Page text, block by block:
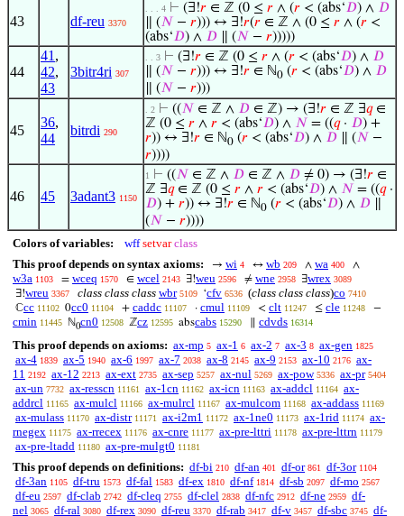
43 df-reu 3370
. . . 4 ⊢ (∃!𝑟 ∈ ℤ (0 ≤ 𝑟 ∧ (𝑟 < (abs‘𝐷) ∧ 𝐷
∥ (𝑁 − 𝑟))) ↔ ∃!𝑟(𝑟 ∈ ℤ ∧ (0 ≤ 𝑟 ∧ (𝑟 <
(abs‘𝐷) ∧ 𝐷 ∥ (𝑁 − 𝑟)))))
44
41 ,
42,
43
3bitr4ri 307
. . 3 ⊢ (∃!𝑟 ∈ ℤ (0 ≤ 𝑟 ∧ (𝑟 < (abs‘𝐷) ∧ 𝐷
∥ (𝑁 − 𝑟))) ↔ ∃!𝑟 ∈ ℕ0 (𝑟 < (abs‘𝐷) ∧ 𝐷
∥ (𝑁 − 𝑟)))
45
36,
44
bitrdi 290
. 2 ⊢ ((𝑁 ∈ ℤ ∧ 𝐷 ∈ ℤ) → (∃!𝑟 ∈ ℤ ∃𝑞∈
ℤ (0 ≤ 𝑟 ∧ 𝑟 < (abs‘𝐷) ∧ 𝑁 = ((𝑞· 𝐷) +
𝑟)) ↔ ∃!𝑟 ∈ ℕ0 (𝑟 < (abs‘𝐷) ∧ 𝐷 ∥ (𝑁 −
𝑟))))
46 45 3adant3 1150
1 ⊢ ((𝑁 ∈ ℤ ∧ 𝐷 ∈ ℤ ∧ 𝐷 ≠ 0) → (∃!𝑟 ∈
ℤ ∃𝑞∈ ℤ (0 ≤ 𝑟 ∧ 𝑟 < (abs‘𝐷) ∧ 𝑁 = ((𝑞·
𝐷) + 𝑟)) ↔ ∃!𝑟 ∈ ℕ0 (𝑟 < (abs‘𝐷) ∧ 𝐷
(𝑁 − 𝑟))))
Colors of variables: wff setvar class
This proof depends on syntax axioms:
→ wi 4 ↔ wb 209 ∧ wa 400 ∧
w3a 1103 = wceq 1570 ∈ wcel 2143 ∃!weu 2596 ≠ wne 2958 ∃wrex 3089
∃!wreu 3367 class class class wbr 5109 ‘cfv 6536 (class class class)co 7410
ℂcc 11102 0cc0 11104 + caddc 11107 · cmul 11109 < clt 11247 ≤ cle 11248 −
cmin 11445 ℕ0cn0 12508 ℤcz 12595 abscabs 15290 cdvds 16314
This proof depends on axioms: ax-mp 5 ax-1 6 ax-2 7 ax-3 8 ax-gen 1825
ax-4 1839 ax-5 1940 ax-6 1997 ax-7 2038 ax-8 2145 ax-9 2153 ax-10 2176 ax-
11 2192 ax-12 2213 ax-ext 2735 ax-sep 5257 ax-nul 5269 ax-pow 5336 ax-pr 5404
ax-un 7732 ax-resscn 11161 ax-1cn 11162 ax-icn 11163 ax-addcl 11164 ax-
addrcl 11165 ax-mulcl 11166 ax-mulrcl 11167 ax-mulcom 11168 ax-addass 11169
ax-mulass 11170 ax-distr 11171 ax-i2m1 11172 ax-1ne0 11173 ax-1rid 11174 ax-
rnegex 11175 ax-rrecex 11176 ax-cnre 11177 ax-pre-lttri 11178 ax-pre-lttrn 11179
ax-pre-ltadd 11180 ax-pre-mulgt0 11181
This proof depends on definitions: df-bi 210 df-an 401 df-or 861 df-3or 1104
df-3an 1105 df-tru 1573 df-fal 1583 df-ex 1810 df-nf 1814 df-sb 2097 df-mo 2567
df-eu 2597 df-clab 2742 df-cleq 2755 df-clel 2838 df-nfc 2912 df-ne 2959 df-
nel 3065 df-ral 3080 df-rex 3090 df-reu 3370 df-rab 3417 df-v 3457 df-sbc 3745 df-